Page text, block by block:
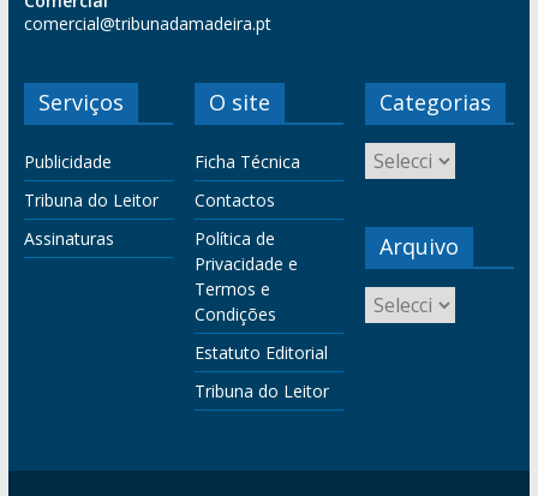
comercial@tribunadamadeira.pt
Serviços
Publicidade
Tribuna do Leitor
Assinaturas
O site
Ficha Técnica
Contactos
Política de
Privacidade e
Termos e
Condições
Estatuto Editorial
Tribuna do Leitor
Categorias
Arquivo